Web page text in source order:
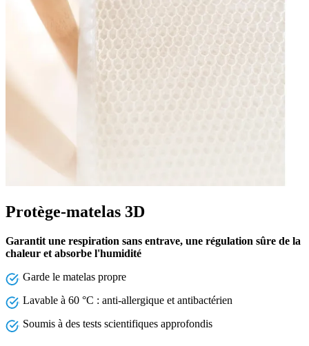
Protège-matelas 3D
Garantit une respiration sans entrave, une régulation sûre de la
chaleur et absorbe l'humidité
Garde le matelas propre
Lavable à 60 °C : anti-allergique et antibactérien
Soumis à des tests scientifiques approfondis